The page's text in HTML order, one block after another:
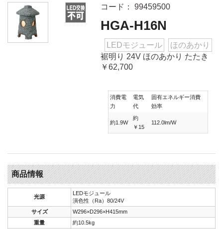
コード： 99459500
HGA-H16N
LEDモジュール
ほのあかり
裾明り 24V ほのあかり たたき
￥62,700
消費電
力
電気
代
固有エネルギー消費
効率
約1.9W
約
￥15
112.0lm/W
商品情報
光源
LEDモジュール
演色性（Ra）80/24V
サイズ
W296×D296×H415mm
重量
約10.5kg